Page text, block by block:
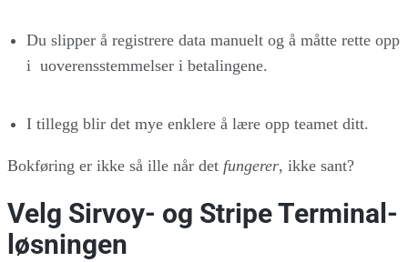
Du slipper å registrere data manuelt og å måtte rette opp
i uoverensstemmelser i betalingene.
I tillegg blir det mye enklere å lære opp teamet ditt.
Bokføring er ikke så ille når det fungerer, ikke sant?
Velg Sirvoy- og Stripe Terminal-
løsningen